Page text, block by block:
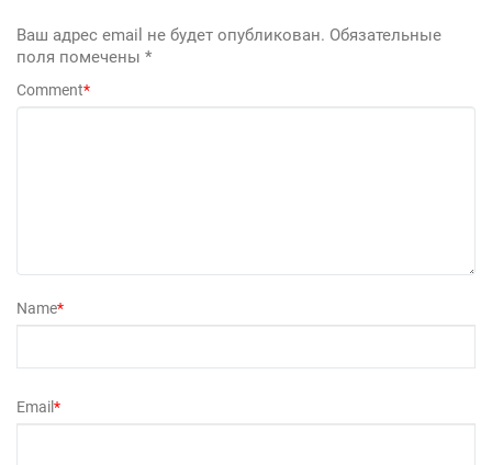
Ваш адрес email не будет опубликован. Обязательные
поля помечены *
Comment*
Name*
Email*